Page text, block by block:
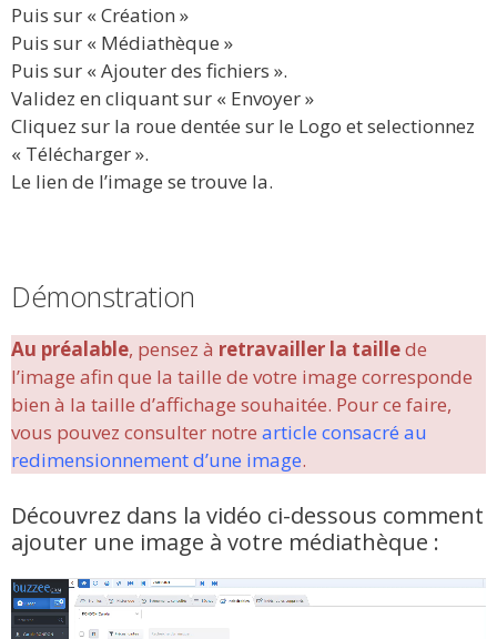
Puis sur « Création »
Puis sur « Médiathèque »
Puis sur « Ajouter des fichiers ».
Validez en cliquant sur « Envoyer »
Cliquez sur la roue dentée sur le Logo et selectionnez
« Télécharger ».
Le lien de l’image se trouve la.
Démonstration
Au préalable, pensez à retravailler la taillede
l’image afin que la taille de votre image corresponde
bien à la taille d’affichage souhaitée. Pour ce faire,
vous pouvez consulter notre article consacré au
redimensionnement d’une image.
Découvrez dans la vidéo ci-dessous comment
ajouter une image à votre médiathèque :
Lecteur
vidéo